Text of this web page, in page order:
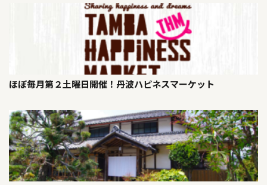
ほぼ毎月第２土曜日開催！丹波ハピネスマーケット